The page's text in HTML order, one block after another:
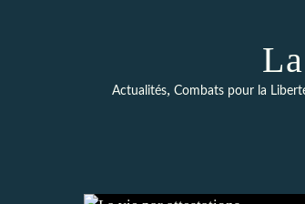
Actualités, Combats pour la